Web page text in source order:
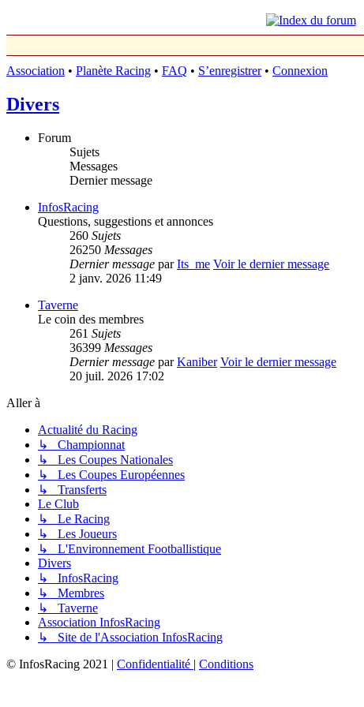
Association • Planète Racing • FAQ • S’enregistrer• Connexion
Divers
Forum
Sujets
Messages
Dernier message
InfosRacing
Questions, suggestions et annonces
260 Sujets
26250 Messages
Dernier message parIts_me Voir le dernier message
2 janv. 2026 11:49
Taverne
Le coin des membres
261 Sujets
36399 Messages
Dernier message parKaniber Voir le dernier message
20 juil. 2026 17:02
Aller à
Actualité du Racing
↳ Championnat
↳ Les Coupes Nationales
↳ Les Coupes Européennes
↳ Transferts
Le Club
↳ Le Racing
↳ Les Joueurs
↳ L'Environnement Footballistique
Divers
↳ InfosRacing
↳ Membres
↳ Taverne
Association InfosRacing
↳ Site de l'Association InfosRacing
© InfosRacing 2021 | Confidentialité | Conditions